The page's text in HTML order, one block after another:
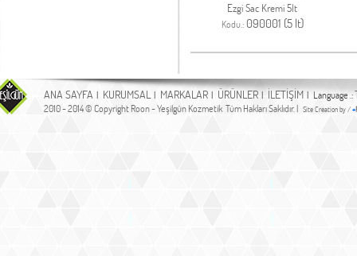
Ezgi Sac Kremi 5lt
Kodu.:090001 (5 lt)
ANA SAYFA | KURUMSAL | MARKALAR | ÜRÜNLER | İLETİŞİM | Language .:
2010 - 2014 © Copyright Roon - Yeşilgün Kozmetik Tüm Hakları Saklıdır. | Site Creation by /+